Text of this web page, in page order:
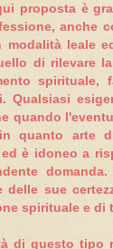
proposta è
anche
modalità leale
di rilevare
Qualsiasi
quando
in quanto arte
è idoneo a
delle sue
spirituale e di
di questo tipo